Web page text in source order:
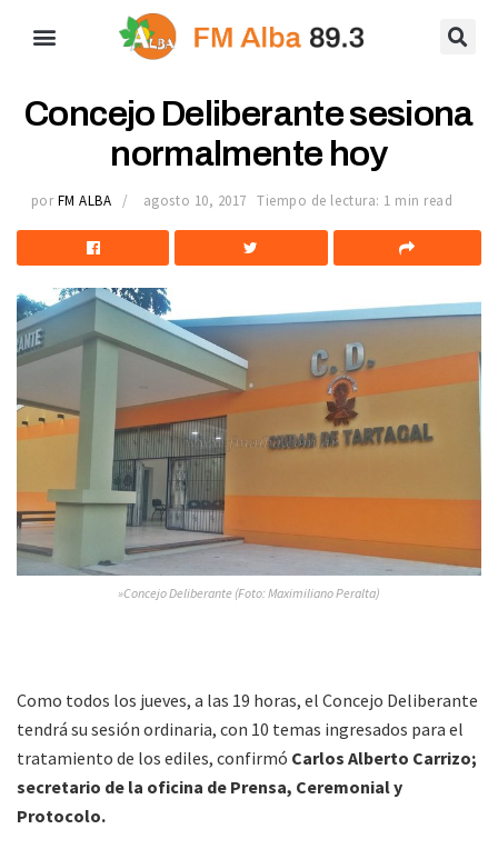
Concejo Deliberante sesiona
normalmente hoy
por FM ALBA agosto 10, 2017 Tiempo de lectura: 1 min read
»Concejo Deliberante (Foto: Maximiliano Peralta)
Como todos los jueves, a las 19 horas, el Concejo Deliberante
tendrá su sesión ordinaria, con 10 temas ingresados para el
tratamiento de los ediles, confirmó Carlos Alberto Carrizo;
secretario de la oficina de Prensa, Ceremonial y
Protocolo.